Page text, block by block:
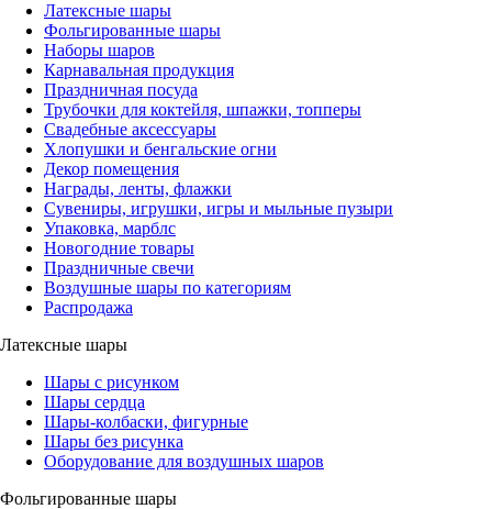
Латексные шары
Фольгированные шары
Наборы шаров
Карнавальная продукция
Праздничная посуда
Трубочки для коктейля, шпажки, топперы
Свадебные аксессуары
Хлопушки и бенгальские огни
Декор помещения
Награды, ленты, флажки
Сувениры, игрушки, игры и мыльные пузыри
Упаковка, марблс
Новогодние товары
Праздничные свечи
Воздушные шары по категориям
Распродажа
Латексные шары
Шары с рисунком
Шары сердца
Шары-колбаски, фигурные
Шары без рисунка
Оборудование для воздушных шаров
Фольгированные шары